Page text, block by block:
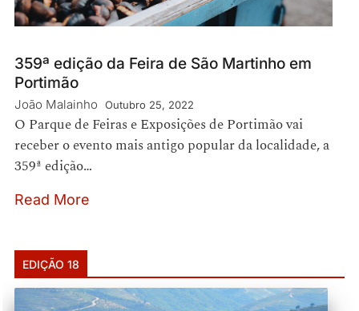
359ª edição da Feira de São Martinho em
Portimão
João Malainho Outubro 25, 2022
O Parque de Feiras e Exposições de Portimão vai
receber o evento mais antigo popular da localidade, a
359ª edição…
Read More
EDIÇÃO 18